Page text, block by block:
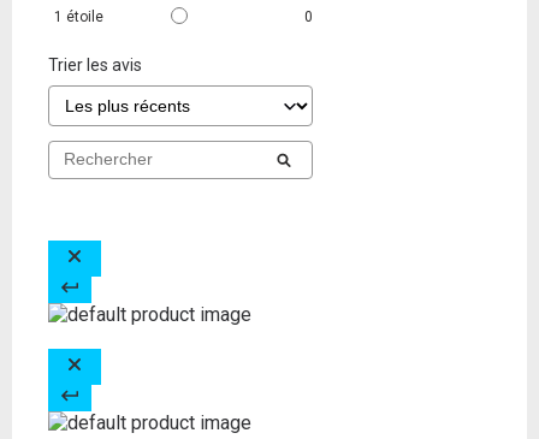
1 étoile 0
Trier les avis